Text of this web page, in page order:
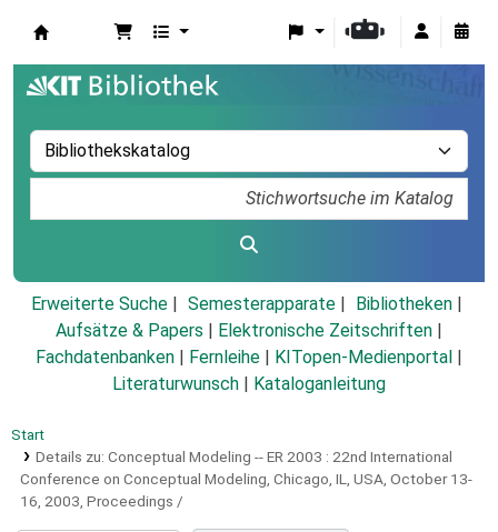
Erweiterte Suche Semesterapparate
Bibliotheken
Aufsätze & Papers
Elektronische Zeitschriften
Fachdatenbanken
Fernleihe KITopen-Medienportal
Literaturwunsch
Kataloganleitung
Start
Details zu: Conceptual Modeling -- ER 2003 : 22nd International
Conference on Conceptual Modeling, Chicago, IL, USA, October 13-
16, 2003, Proceedings /